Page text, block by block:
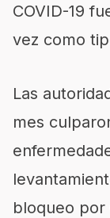
COVID-19
vez como
Las
mes
bloqueo por